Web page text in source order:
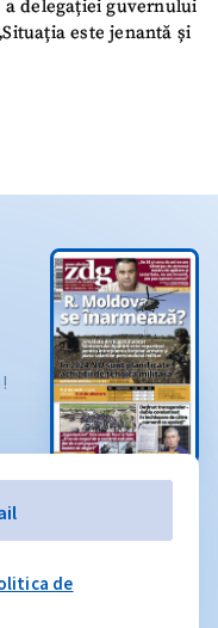
a delegației guvernului
este jenantă și
de